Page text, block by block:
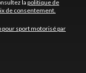
la politique de
de consentement.
pour sport motorisé par